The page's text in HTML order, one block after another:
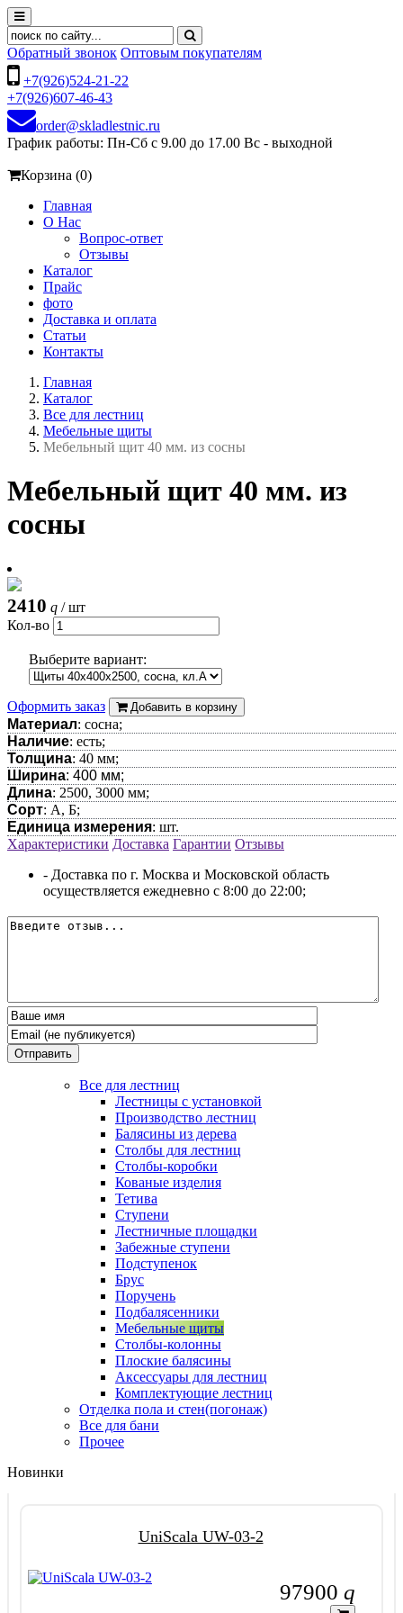
Обратный звонок Оптовым покупателям
+7(926)524-21-22
+7(926)607-46-43
order@skladlestnic.ru
График работы: Пн-Сб с 9.00 до 17.00 Вс - выходной
Корзина (0)
Главная
О Нас
Вопрос-ответ
Отзывы
Каталог
Прайс
фото
Доставка и оплата
Статьи
Контакты
Главная
Каталог
Все для лестниц
Мебельные щиты
Мебельный щит 40 мм. из сосны
Мебельный щит 40 мм. из
сосны
2410 q / шт
Кол-во
Выберите вариант:
Оформить заказ Добавить в корзину
Материал: сосна;
Наличие: есть;
Толщина: 40 мм;
Ширина: 400 мм;
Длина: 2500, 3000 мм;
Сорт: А, Б;
Единица измерения: шт.
Характеристики Доставка Гарантии Отзывы
- Доставка по г. Москва и Московской область
осуществляется ежедневно с 8:00 до 22:00;
Отправить
Все для лестниц
Лестницы с установкой
Производство лестниц
Балясины из дерева
Столбы для лестниц
Столбы-коробки
Кованые изделия
Тетива
Ступени
Лестничные площадки
Забежные ступени
Подступенок
Брус
Поручень
Подбалясенники
Мебельные щиты
Столбы-колонны
Плоские балясины
Аксессуары для лестниц
Комплектующие лестниц
Отделка пола и стен(погонаж)
Все для бани
Прочее
Новинки
UniScala UW-03-2
97900 q